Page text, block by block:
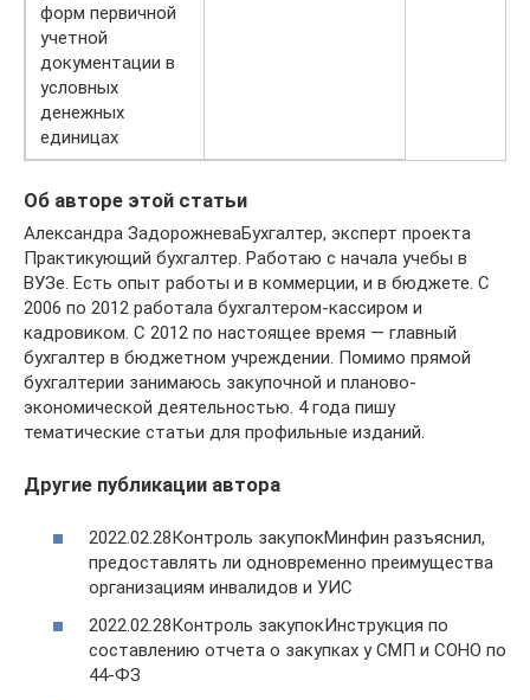
форм первичной
учетной
документации в
условных
денежных
единицах
Об авторе этой статьи
Александра ЗадорожневаБухгалтер, эксперт проекта
Практикующий бухгалтер. Работаю с начала учебы в
ВУЗе. Есть опыт работы и в коммерции, и в бюджете. С
2006 по 2012 работала бухгалтером-кассиром и
кадровиком. С 2012 по настоящее время — главный
бухгалтер в бюджетном учреждении. Помимо прямой
бухгалтерии занимаюсь закупочной и планово-
экономической деятельностью. 4 года пишу
тематические статьи для профильные изданий.
Другие публикации автора
2022.02.28Контроль закупокМинфин разъяснил,
предоставлять ли одновременно преимущества
организациям инвалидов и УИС
2022.02.28Контроль закупокИнструкция по
составлению отчета о закупках у СМП и СОНО по
44-ФЗ